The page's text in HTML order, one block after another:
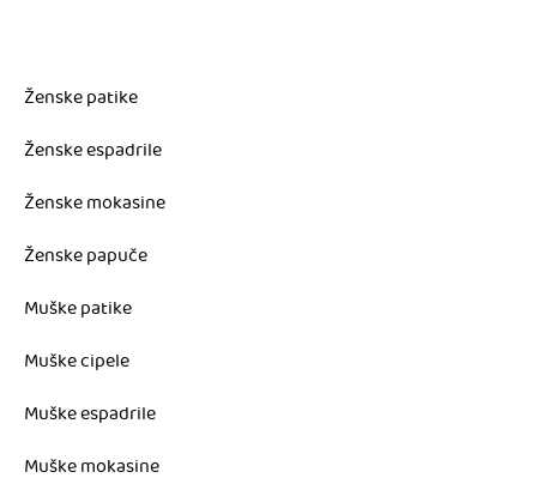
Ženske patike
Ženske espadrile
Ženske mokasine
Ženske papuče
Muške patike
Muške cipele
Muške espadrile
Muške mokasine